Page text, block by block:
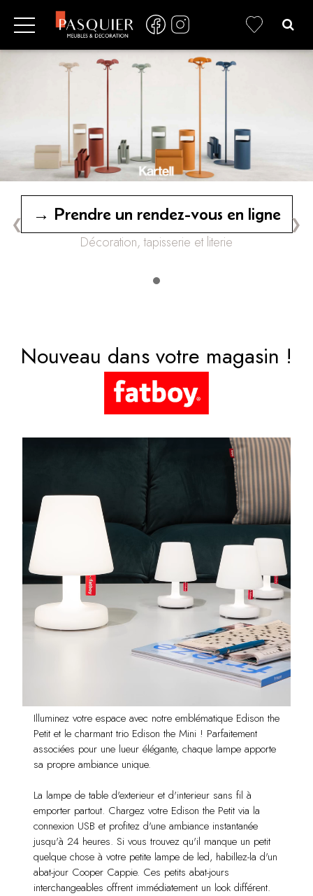
→ Prendre un rendez-vous en ligne
Décoration, tapisserie et literie
❮ ❯
Nouveau dans votre magasin !
Illuminez votre espace avec notre emblématique Edison the
Petit et le charmant trio Edison the Mini ! Parfaitement
associées pour une lueur élégante, chaque lampe apporte
sa propre ambiance unique.
La lampe de table d'exterieur et d'interieur sans fil à
emporter partout. Chargez votre Edison the Petit via la
connexion USB et profitez d'une ambiance instantanée
jusqu'à 24 heures. Si vous trouvez qu'il manque un petit
quelque chose à votre petite lampe de led, habillez-la d'un
abat-jour Cooper Cappie. Ces petits abat-jours
interchangeables offrent immédiatement un look différent.